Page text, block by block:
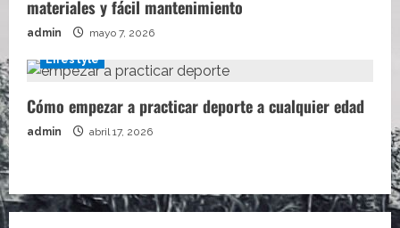
materiales y fácil mantenimiento
admin mayo 7, 2026
Lifestyle
Cómo empezar a practicar deporte a cualquier edad
admin abril 17, 2026